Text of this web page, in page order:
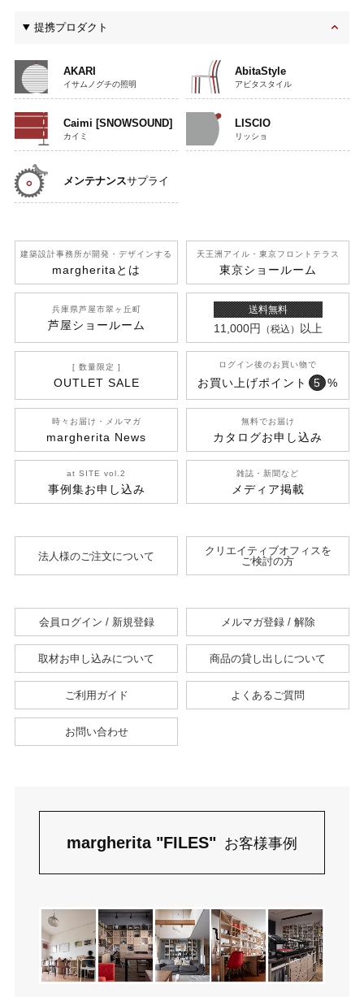
提携プロダクト
AKARI
イサムノグチの照明
AbitaStyle
アビタスタイル
Caimi [SNOWSOUND]
カイミ
LISCIO
リッショ
メンテナンスサプライ
建築設計事務所が開発 ・デザインする
margherita とは
天王洲アイル ・東京フロントテラス
東京ショールーム
兵庫県芦屋市翠ヶ丘町
芦屋ショールーム
送料無料
11,000円 （税込） 以上
[ 数量限定 ]
OUTLET SALE
ログイン後のお買い物で
お買い上げポイント 5 %
時々お届け・メルマガ
margherita News
無料でお届け
カタログお申し込み
at SITE vol.2
事例集お申し込み
雑誌・新聞など
メディア掲載
法人様のご注文について
クリエイティブオフィスを
ご検討の方
会員ログイン / 新規登録 メルマガ登録 / 解除
取材お申し込みについて 商品の貸し出しについて
ご利用ガイド よくあるご質問
お問い合わせ
margherita "FILES" お客様事例